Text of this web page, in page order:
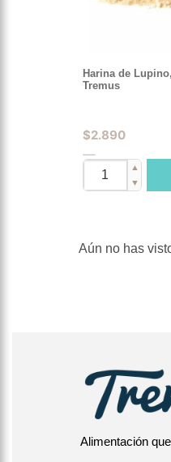
Harina de
Tremus
$2.890
▲
▼
Aún no has
Alimentación